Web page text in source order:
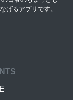
げるアプリです。